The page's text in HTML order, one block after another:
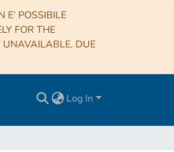
E’ POSSIBILE
FOR THE
UNAVAILABLE, DUE
Log In